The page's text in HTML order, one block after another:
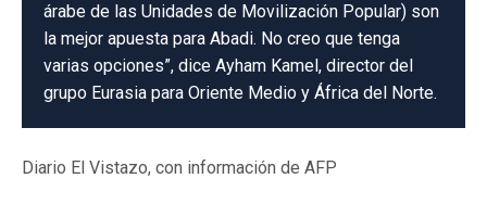
árabe de las Unidades de Movilización Popular) son
la mejor apuesta para Abadi. No creo que tenga
varias opciones”, dice Ayham Kamel, director del
grupo Eurasia para Oriente Medio y África del Norte.
Diario El Vistazo, con información de AFP